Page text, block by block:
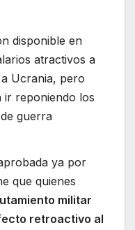
disponible en
atractivos a
Ucrania, pero
ir reponiendo los
guerra
ya por
que quienes
militar
retroactivo al